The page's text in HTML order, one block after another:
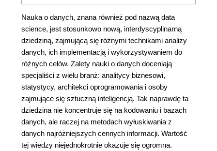
Nauka o danych, znana również pod nazwą data
science, jest stosunkowo nową, interdyscyplinarną
dziedziną, zajmującą się różnymi technikami analizy
danych, ich implementacją i wykorzystywaniem do
różnych celów. Zalety nauki o danych doceniają
specjaliści z wielu branż: analitycy biznesowi,
statystycy, architekci oprogramowania i osoby
zajmujące się sztuczną inteligencją. Tak naprawdę ta
dziedzina nie koncentruje się na kodowaniu i bazach
danych, ale raczej na metodach wyłuskiwania z
danych najróżniejszych cennych informacji. Wartość
tej wiedzy niejednokrotnie okazuje się ogromna.